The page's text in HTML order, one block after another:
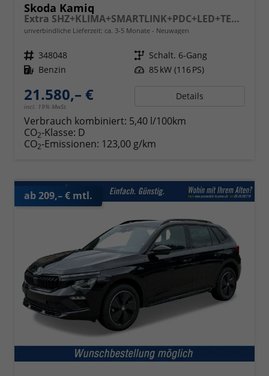
Skoda Kamiq
Extra SHZ+KLIMA+SMARTLINK+PDC+LED+TEMPOMAT
unverbindliche Lieferzeit: ca. 3-5 Monate Neuwagen
Fahrzeugnr. 348048 Getriebe Schalt. 6-Gang
Kraftstoff Benzin Leistung 85 kW (116 PS)
21.580,– €
incl. 19% MwSt.
Details
Verbrauch kombiniert: 5,40 l/100km
CO2-Klasse: D
CO2-Emissionen: 123,00 g/km
ab 209,– € mtl.